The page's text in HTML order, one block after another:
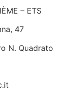
– ETS
47
N. Quadrato